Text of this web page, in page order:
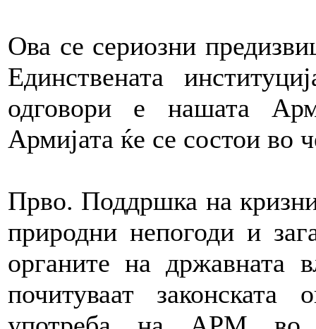
Ова се сериозни
Единствената
одговори е нашата
Армијата ќе се состои во
Прво. Поддршка на
природни непогоди и
органите на државната
почитуваат